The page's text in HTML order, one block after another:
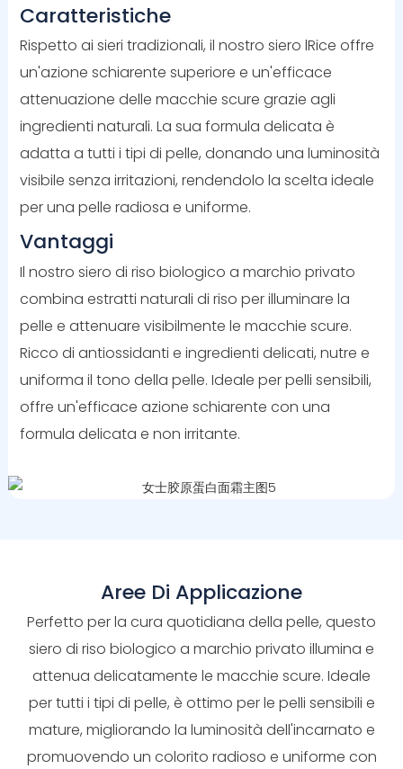
Caratteristiche
Rispetto ai sieri tradizionali, il nostro siero lRice offre
un'azione schiarente superiore e un'efficace
attenuazione delle macchie scure grazie agli
ingredienti naturali. La sua formula delicata è
adatta a tutti i tipi di pelle, donando una luminosità
visibile senza irritazioni, rendendolo la scelta ideale
per una pelle radiosa e uniforme.
Vantaggi
Il nostro siero di riso biologico a marchio privato
combina estratti naturali di riso per illuminare la
pelle e attenuare visibilmente le macchie scure.
Ricco di antiossidanti e ingredienti delicati, nutre e
uniforma il tono della pelle. Ideale per pelli sensibili,
offre un'efficace azione schiarente con una
formula delicata e non irritante.
Aree Di Applicazione
Perfetto per la cura quotidiana della pelle, questo
siero di riso biologico a marchio privato illumina e
attenua delicatamente le macchie scure. Ideale
per tutti i tipi di pelle, è ottimo per le pelli sensibili e
mature, migliorando la luminosità dell'incarnato e
promuovendo un colorito radioso e uniforme con